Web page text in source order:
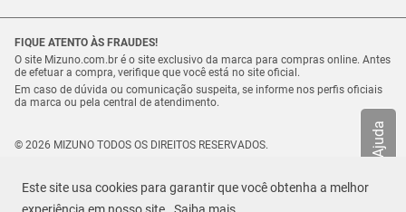
Este site usa cookies para garantir que você obtenha a melhor
Ajuda
FIQUE ATENTO ÀS FRAUDES!
O site Mizuno.com.br é o site exclusivo da marca para compras online. Antes
de efetuar a compra, verifique que você está no site oficial.
Em caso de dúvida ou comunicação suspeita, se informe nos perfis oficiais
da marca ou pela central de atendimento.
© 2026 MIZUNO TODOS OS DIREITOS RESERVADOS.
Estrada Municipal Luiz Lopes Neto, n.º 21 – Tenentes – CEP. 37.640-000 –
Extrema/MG